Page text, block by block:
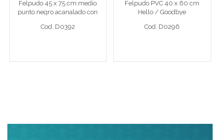
Cod. D0392
Felpudo 45 x 75 cm medio
punto negro acanalado con
Cod. D0392
Cod. D0296
Felpudo PVC 40 x 60 cm
Hello / Goodbye
Cod. D0296